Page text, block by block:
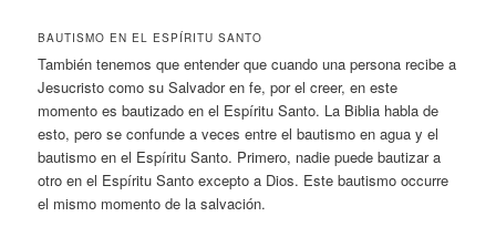
BAUTISMO EN EL ESPÍRITU SANTO
También tenemos que entender que cuando una persona recibe a
Jesucristo como su Salvador en fe, por el creer, en este
momento es bautizado en el Espíritu Santo. La Biblia habla de
esto, pero se confunde a veces entre el bautismo en agua y el
bautismo en el Espíritu Santo. Primero, nadie puede bautizar a
otro en el Espíritu Santo excepto a Dios. Este bautismo occurre
el mismo momento de la salvación.